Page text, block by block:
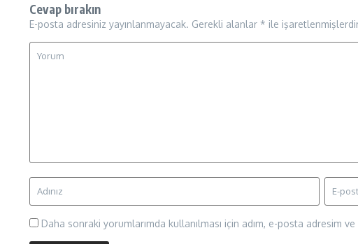
Cevap bırakın
E-posta adresiniz yayınlanmayacak. Gerekli alanlar * ile
Daha sonraki yorumlarımda kullanılması için adım, e-posta adresim